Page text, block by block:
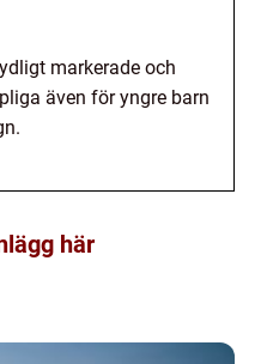
markerade och
även för yngre barn
här